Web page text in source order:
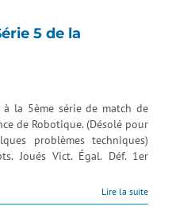
5 de la
la 5ème série de match de
de Robotique. (Désolé pour
problèmes techniques)
Joués Vict. Égal. Déf. 1er
Lire la suite